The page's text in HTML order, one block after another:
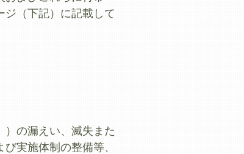
ジ（下記）に記載して
）の漏えい、滅失また
実施体制の整備等、